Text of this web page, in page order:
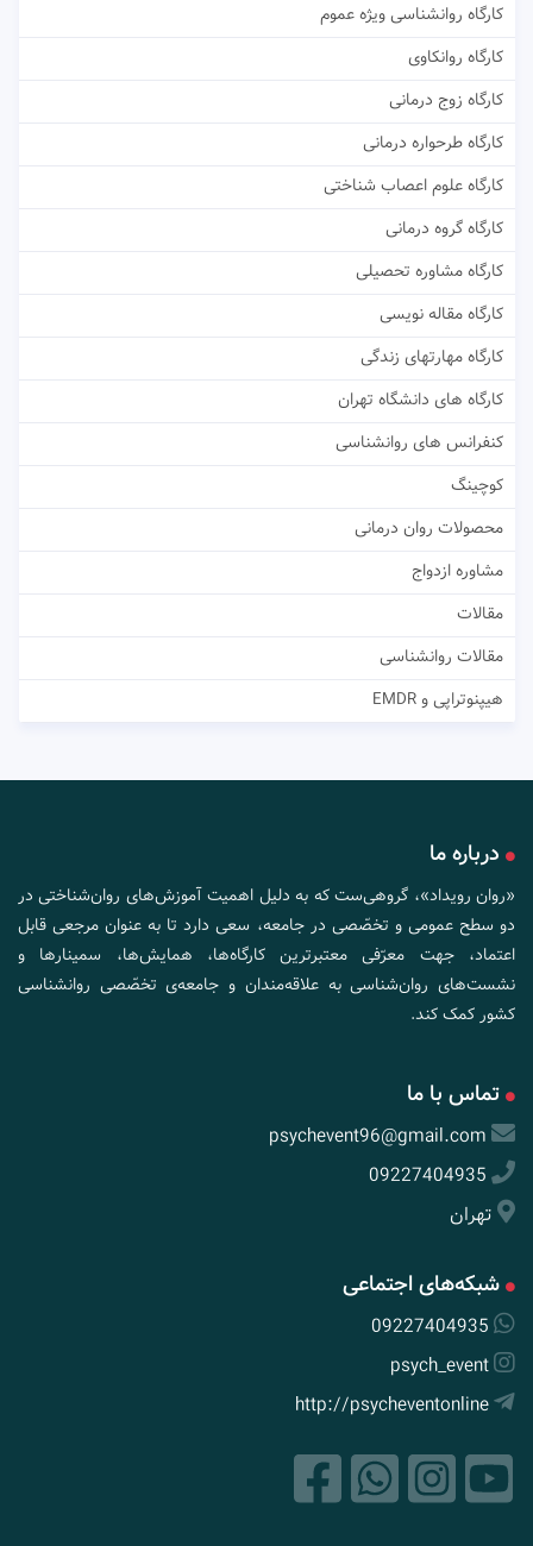
کارگاه روانشناسی ویژه عموم
کارگاه روانکاوی
کارگاه زوج درمانی
کارگاه طرحواره درمانی
کارگاه علوم اعصاب شناختی
کارگاه گروه درمانی
کارگاه مشاوره تحصیلی
کارگاه مقاله نویسی
کارگاه مهارتهای زندگی
کارگاه های دانشگاه تهران
کنفرانس های روانشناسی
کوچینگ
محصولات روان درمانی
مشاوره ازدواج
مقالات
مقالات روانشناسی
هیپنوتراپی و EMDR
درباره ما
«روان رویداد»، گروهی‌ست که به دلیل اهمیت آموزش‌های روان‌شناختی در
دو سطح عمومی و تخصّصی در جامعه، سعی دارد تا به عنوان مرجعی قابل
اعتماد، جهت معرّفی معتبرترین کارگاه‌ها، همایش‌ها، سمینارها و
نشست‌های روان‌شناسی به علاقه‌مندان و جامعه‌ی تخصّصی روانشناسی
کشور کمک کند.
تماس با ما
psychevent96@gmail.com
09227404935
تهران
شبکه‌های اجتماعی
09227404935
psych_event
http://psycheventonline